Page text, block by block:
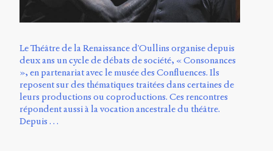
Le Théâtre de la Renaissance d'Oullins organise depuis
deux ans un cycle de débats de société, « Consonances
», en partenariat avec le musée des Confluences. Ils
reposent sur des thématiques traitées dans certaines de
leurs productions ou coproductions. Ces rencontres
répondent aussi à la vocation ancestrale du théâtre.
Depuis …